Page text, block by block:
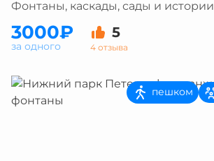
Фонтаны, каскады, сады и истории
3000₽ 5
4 отзыва
за одного
пешком